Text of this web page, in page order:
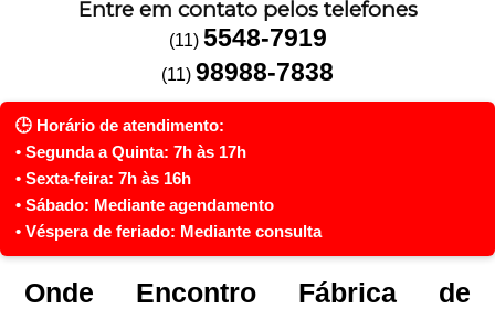
Entre em contato pelos telefones
(11) 5548-7919
(11) 98988-7838
Onde Encontro Fábrica de